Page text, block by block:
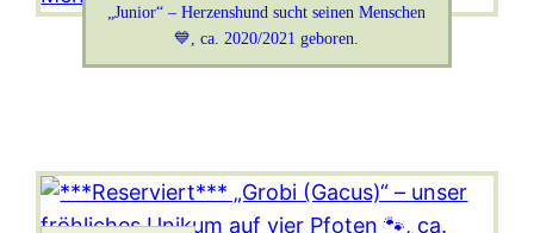
„Junior“ – Herzenshund sucht seinen Menschen
💙, ca. 2020/2021 geboren.